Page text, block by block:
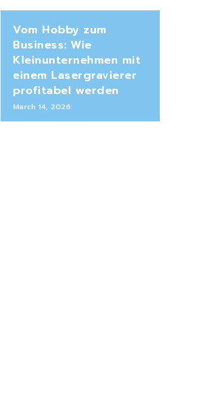
Vom Hobby zum
Business: Wie
Kleinunternehmen mit
einem Lasergravierer
profitabel werden
March 14, 2026